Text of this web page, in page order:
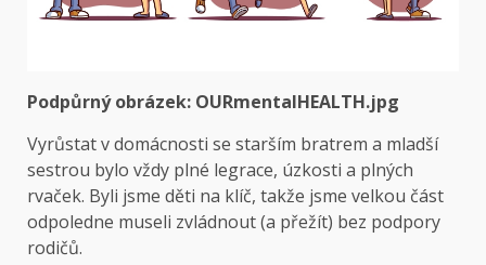
Podpůrný obrázek: OURmentalHEALTH.jpg
Vyrůstat v domácnosti se starším bratrem a mladší
sestrou bylo vždy plné legrace, úzkosti a plných
rvaček. Byli jsme děti na klíč, takže jsme velkou část
odpoledne museli zvládnout (a přežít) bez podpory
rodičů.